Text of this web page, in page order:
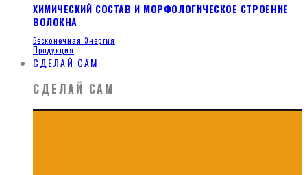
ХИМИЧЕСКИЙ СОСТАВ И МОРФОЛОГИЧЕСКОЕ СТРОЕНИЕ
ВОЛОКНА
Бесконечная Энергия
Продукция
СДЕЛАЙ САМ
СДЕЛАЙ САМ